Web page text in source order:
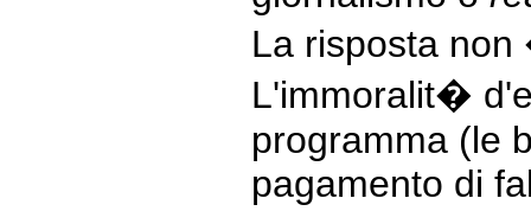
La risposta
L'immoralit�
programma (le
pagamento di